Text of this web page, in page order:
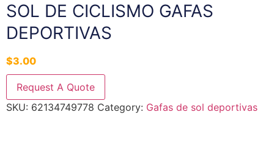
SOL DE CICLISMO GAFAS
DEPORTIVAS
$3.00
Request A Quote
SKU: 62134749778 Category: Gafas de sol deportivas